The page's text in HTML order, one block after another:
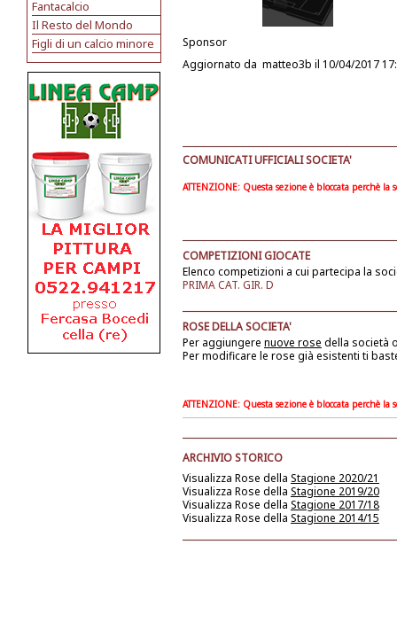
Fantacalcio
Il Resto del Mondo
Figli di un calcio minore
Sponsor
Aggiornato da matteo3b il 10/04/2017
COMUNICATI UFFICIALI SOCIETA'
ATTENZIONE: Questa sezione è bloccata perchè
COMPETIZIONI GIOCATE
Elenco competizioni a cui partecipa la
PRIMA CAT. GIR. D
ROSE DELLA SOCIETA'
Per aggiungere nuove rose della società
Per modificare le rose già esistenti ti
ATTENZIONE: Questa sezione è bloccata perchè
ARCHIVIO STORICO
Visualizza Rose della Stagione 2020/21
Visualizza Rose della Stagione 2019/20
Visualizza Rose della Stagione 2017/18
Visualizza Rose della Stagione 2014/15